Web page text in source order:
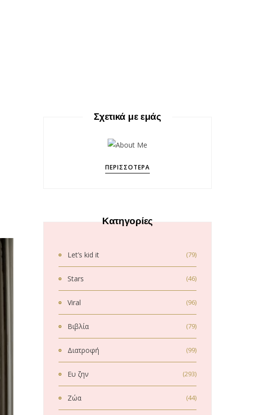
Σχετικά με εμάς
ΠΕΡΙΣΣΌΤΕΡΑ
Κατηγορίες
Let’s kid it (79)
Stars (46)
Viral (96)
Βιβλία (79)
Διατροφή (99)
Ευ ζην (293)
Ζώα (44)